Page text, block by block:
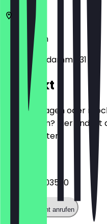
Berlin
Kurfürstendamm 231
Kontakt
Hast du Fragen oder
reservieren? Hier
Kontaktdaten.
+493088003520
Restaurant anrufen